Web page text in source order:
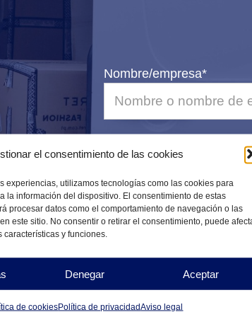
el consentimiento de las cookies
experiencias, utilizamos tecnologías como las cookies para
la información del dispositivo. El consentimiento de estas
procesar datos como el comportamiento de navegación o las
este sitio. No consentir o retirar el consentimiento, puede
y funciones.
Aceptar
Denegar
de cookiesPolítica de privacidadAviso legal
Nombre/empresa*
Mensaje